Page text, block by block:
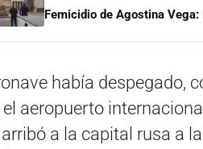
Femicidio de Agostina
había despegado,
el aeropuerto
a la capital rusa a